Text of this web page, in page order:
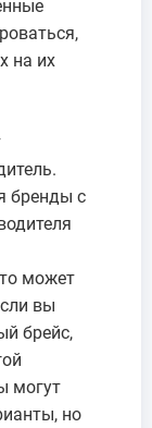
на их
бренды с
может
вы
брейс,
могут
но